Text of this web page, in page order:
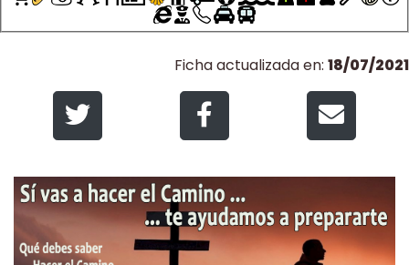
Ficha actualizada en: 18/07/2021